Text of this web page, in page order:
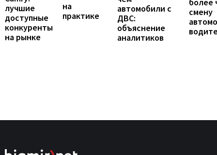
лучшие
доступные
конкуренты
на рынке
на
практике
автомобили с
ДВС:
объяснение
аналитиков
смену